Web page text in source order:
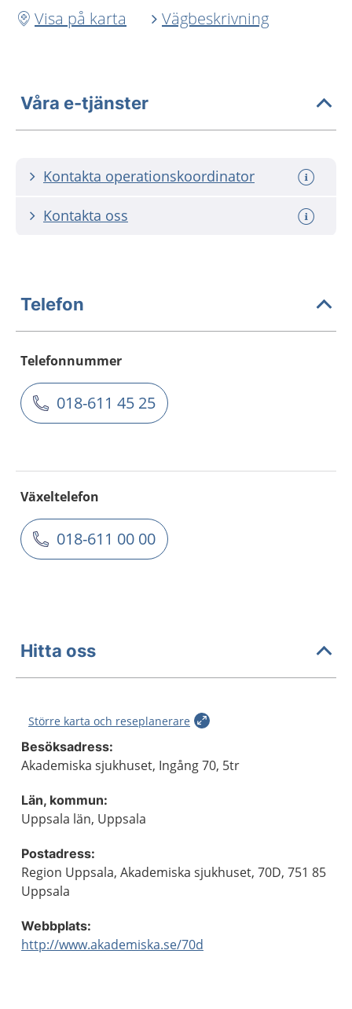
Visa på karta
Vägbeskrivning
Våra e-tjänster
Kontakta operationskoordinator
Kontakta oss
Telefon
Telefonnummer
018-611 45 25
Växeltelefon
018-611 00 00
Hitta oss
Större karta och reseplanerare
Besöksadress:
Akademiska sjukhuset, Ingång 70, 5tr
Län, kommun:
Uppsala län, Uppsala
Postadress:
Region Uppsala, Akademiska sjukhuset, 70D, 751 85
Uppsala
Webbplats:
http://www.akademiska.se/70d